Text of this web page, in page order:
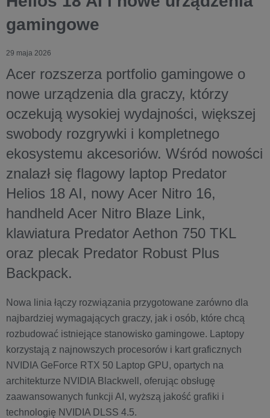
gamingowe
29 maja 2026
Acer rozszerza portfolio gamingowe o
nowe urządzenia dla graczy, którzy
oczekują wysokiej wydajności, większej
swobody rozgrywki i kompletnego
ekosystemu akcesoriów. Wśród nowości
znalazł się flagowy laptop Predator
Helios 18 AI, nowy Acer Nitro 16,
handheld Acer Nitro Blaze Link,
klawiatura Predator Aethon 750 TKL
oraz plecak Predator Robust Plus
Backpack.
Nowa linia łączy rozwiązania przygotowane zarówno dla
najbardziej wymagających graczy, jak i osób, które chcą
rozbudować istniejące stanowisko gamingowe. Laptopy
korzystają z najnowszych procesorów i kart graficznych
NVIDIA GeForce RTX 50 Laptop GPU, opartych na
architekturze NVIDIA Blackwell, oferując obsługę
zaawansowanych funkcji AI, wyższą jakość grafiki i
technologię NVIDIA DLSS 4.5.